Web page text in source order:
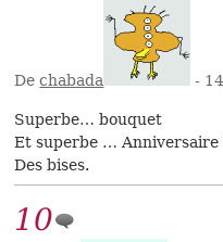
Dechabada -
Superbe… bouquet
Et superbe … Anniversaire
Des bises.
10